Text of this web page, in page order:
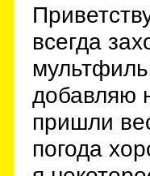
всегда
добавляю
пришли
погода